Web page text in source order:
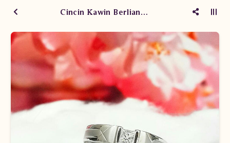
Cincin Kawin Berlian SDWM.1504 ESN EeT